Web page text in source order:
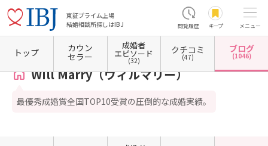
東証プライム上場
結婚相談所探しはIBJ
閲覧履歴 キープ メニュー
ホーム 東京都の結婚相談所 東京都渋谷区 東京都渋谷区恵比寿 Will Marry（ウィルマ
Will Marry（ウィルマリー）
最優秀成婚賞全国TOP10受賞の圧倒的な成婚実績。
トップ カウン
セラー
成婚者
エピソード
(32)
クチコミ
(47)
ブログ
(1046)